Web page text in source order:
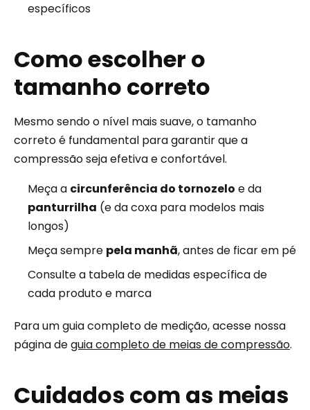
específicos
Como escolher o
tamanho correto
Mesmo sendo o nível mais suave, o tamanho
correto é fundamental para garantir que a
compressão seja efetiva e confortável.
Meça a circunferência do tornozelo e da
panturrilha (e da coxa para modelos mais
longos)
Meça sempre pela manhã, antes de ficar em pé
Consulte a tabela de medidas específica de
cada produto e marca
Para um guia completo de medição, acesse nossa
página deguia completo de meias de compressão.
Cuidados com as meias